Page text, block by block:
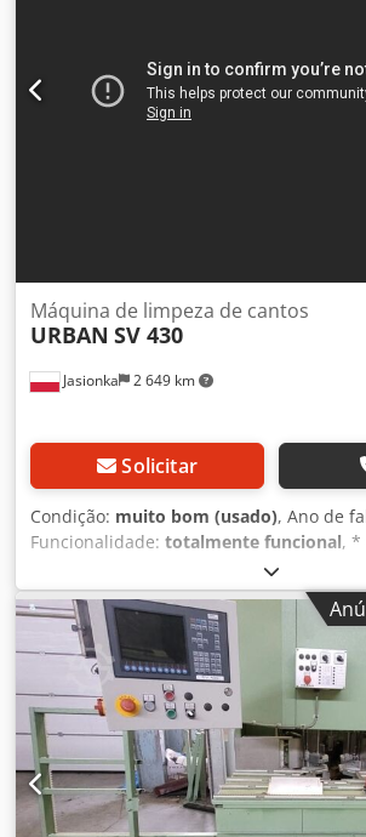
Jasionka 2 649 km
Máquina de limpeza de cantos
URBAN SV 430
Solicitar
Condição: muito bom (usado), Ano de
Funcionalidade: totalmente funcional, *
impecável, pronto para uso após serviço
motores pneumáticos (superior e
lâmina de serra: 250 mm * 2 eixos
Altura máxima de usinagem: 140 mm *
reconhecimento de perfis Cjdpsxz
de ranhura (superior e inferior) + outras
Mesa de apoio